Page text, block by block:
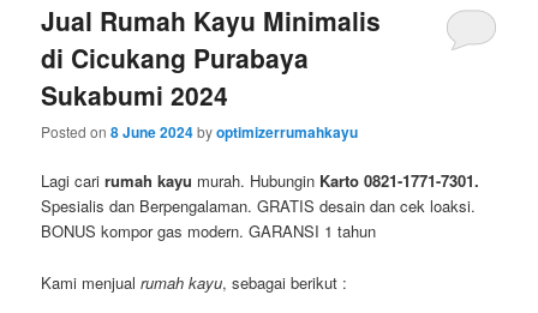
content
content
Jual Rumah Kayu Minimalis
di Cicukang Purabaya
Sukabumi 2024
Posted on8 June 2024byoptimizerrumahkayu
Lagi carirumah kayu murah. Hubungin Karto 0821-1771-7301.
Spesialis dan Berpengalaman. GRATIS desain dan cek loaksi.
BONUS kompor gas modern. GARANSI 1 tahun
Kami menjualrumah kayu, sebagai berikut :